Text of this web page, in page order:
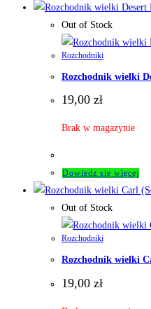
Out of Stock
Rozchodniki
Rozchodnik wielki
19,00 zł
Brak w magazynie
Dowiedz się więcej
Out of Stock
Rozchodniki
Rozchodnik wielki
19,00 zł